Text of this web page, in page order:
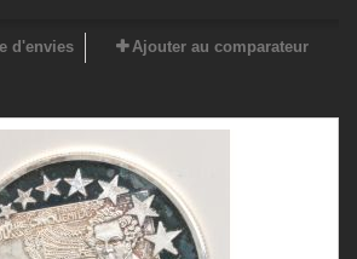
d'envies Ajouter au comparateur